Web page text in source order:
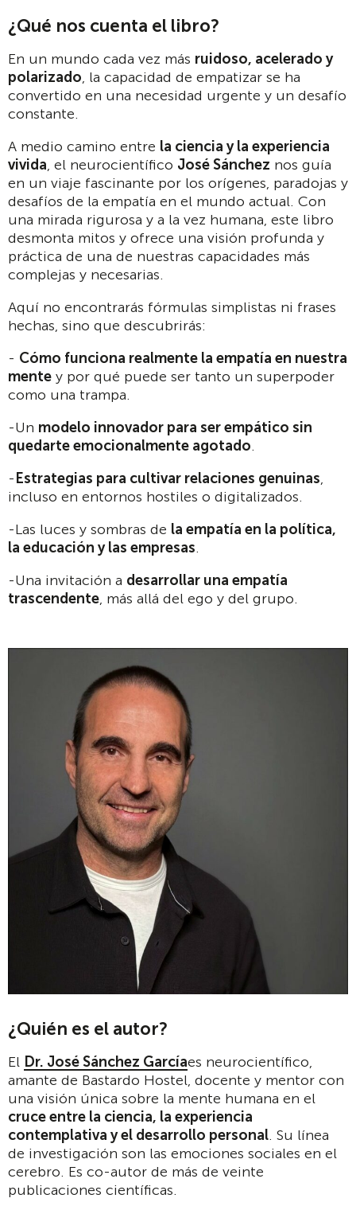
¿Qué nos cuenta el libro?
En un mundo cada vez más ruidoso, acelerado y
polarizado, la capacidad de empatizar se ha
convertido en una necesidad urgente y un desafío
constante.
A medio camino entre la ciencia y la experiencia
vivida, el neurocientífico José Sánchez nos guía
en un viaje fascinante por los orígenes, paradojas y
desafíos de la empatía en el mundo actual. Con
una mirada rigurosa y a la vez humana, este libro
desmonta mitos y ofrece una visión profunda y
práctica de una de nuestras capacidades más
complejas y necesarias.
Aquí no encontrarás fórmulas simplistas ni frases
hechas, sino que descubrirás:
- Cómo funciona realmente la empatía en nuestra
mente y por qué puede ser tanto un superpoder
como una trampa.
-Un modelo innovador para ser empático sin
quedarte emocionalmente agotado.
- Estrategias para cultivar relaciones genuinas,
incluso en entornos hostiles o digitalizados.
-Las luces y sombras de la empatía en la política,
la educación y las empresas.
-Una invitación a desarrollar una empatía
trascendente, más allá del ego y del grupo.
¿Quién es el autor?
El Dr. José Sánchez Garcíaes neurocientífico,
amante de Bastardo Hostel, docente y mentor con
una visión única sobre la mente humana en el
cruce entre la ciencia, la experiencia
contemplativa y el desarrollo personal. Su línea
de investigación son las emociones sociales en el
cerebro. Es co-autor de más de veinte
publicaciones científicas.